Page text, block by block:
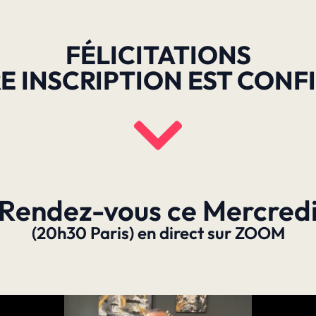
FÉLICITATIONS
INSCRIPTION EST
vous ce Mercredi
(20h30 Paris) en direct sur ZOOM